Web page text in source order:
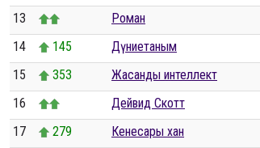
13
Роман
14
145 Дүниетаным
15
353 Жасанды интеллект
16
Дейвид Скотт
17
279 Кенесары хан